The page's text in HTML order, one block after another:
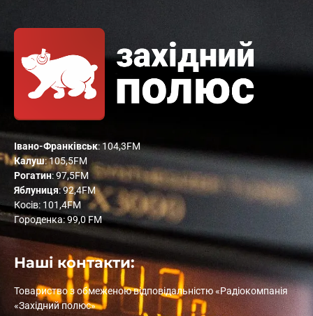
Івано-Франківськ: 104,3FM
Калуш: 105,5FM
Рогатин: 97,5FM
Яблуниця: 92,4FM
Косів: 101,4FM
Городенка: 99,0 FM
Наші контакти:
Товариство з обмеженою відповідальністю «Радіокомпанія
«Західний полюс»